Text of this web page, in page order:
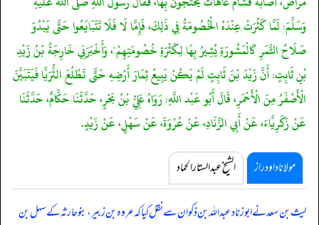
وَسَلَّمَ: لَمَّا كَثُرَتْ عِنْدَهُ الْخُصُومَةُ فِي ذَلِكَ، فَإِمَّا لَا فَلَا تَتَبَايَعُوا حَتَّى يَبْدُوَ
صَلَاحُ الثَّمَرِ كَالْمَشُورَةِ يُشِيرُ بِهَا لِكَثْرَةِ خُصُومَتِهِمْ"، وَأَخْبَرَنِي خَارِجَةُ بْنُ زَيْدِ
بْنِ ثَابِتٍ: أَنَّ زَيْدَ بْنَ ثَابِتٍ لَمْ يَكُنْ يَبِيعُ ثِمَارَ أَرْضِهِ حَتَّى تَطْلُعَ الثُّرَيَّا فَيَتَبَيَّنَ
الْأَصْفَرُ مِنَ الْأَحْمَرِ، قَالَ أَبُو عَبْد اللَّهِ: رَوَاهُ عَلِيُّ بْنُ بَحْرٍ، حَدَّثَنَا حَكَّامٌ، حَدَّثَنَا
عَنْ زَكَرِيَّاءَ، عَنْ أَبِي الزِّنَادِ، عَنْ عُرْوَةَ، عَنْ سَهْلٍ، عَنْ زَيْدٍ.
مولانا داود راز الشیخ عبدالستار الحماد
لیث بن سعد نے ابوزناد عبداللہ بن ذکوان سے نقل کیا کہ عروہ بن زبیر، بنوحارثہ کے سہل بن